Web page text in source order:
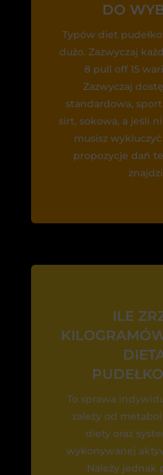
DO
Typów diet
dużo. Zazwyczaj
8 pull off 15
Zazwyczaj
standardowa,
sirt, sokowa, a jeśli
musisz
propozycje dań
ILE
To sprawa
zależy od
diety oraz
wykonywanej
Należy jednak